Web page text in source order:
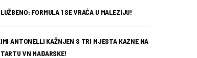
FORMULA 1 SE VRAĆA U MALEZIJU!
ANTONELLI KAŽNJEN S TRI MJESTA KAZNE NA
VN MAĐARSKE!